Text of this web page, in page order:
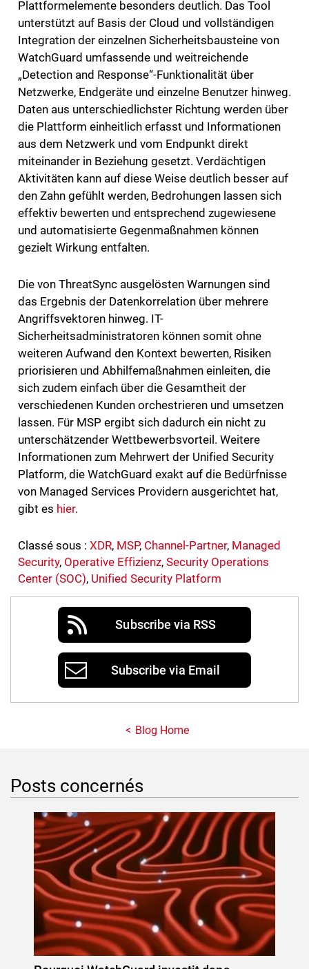
Plattformelemente besonders deutlich. Das Tool
unterstützt auf Basis der Cloud und vollständigen
Integration der einzelnen Sicherheitsbausteine von
WatchGuard umfassende und weitreichende
„Detection and Response“-Funktionalität über
Netzwerke, Endgeräte und einzelne Benutzer hinweg.
Daten aus unterschiedlichster Richtung werden über
die Plattform einheitlich erfasst und Informationen
aus dem Netzwerk und vom Endpunkt direkt
miteinander in Beziehung gesetzt. Verdächtigen
Aktivitäten kann auf diese Weise deutlich besser auf
den Zahn gefühlt werden, Bedrohungen lassen sich
effektiv bewerten und entsprechend zugewiesene
und automatisierte Gegenmaßnahmen können
gezielt Wirkung entfalten.
Die von ThreatSync ausgelösten Warnungen sind
das Ergebnis der Datenkorrelation über mehrere
Angriffsvektoren hinweg. IT-
Sicherheitsadministratoren können somit ohne
weiteren Aufwand den Kontext bewerten, Risiken
priorisieren und Abhilfemaßnahmen einleiten, die
sich zudem einfach über die Gesamtheit der
verschiedenen Kunden orchestrieren und umsetzen
lassen. Für MSP ergibt sich dadurch ein nicht zu
unterschätzender Wettbewerbsvorteil. Weitere
Informationen zum Mehrwert der Unified Security
Platform, die WatchGuard exakt auf die Bedürfnisse
von Managed Services Providern ausgerichtet hat,
gibt es hier.
Classé sous : XDR, MSP, Channel-Partner, Managed
Security, Operative Effizienz,Security Operations
Center (SOC), Unified Security Platform
Subscribe via RSS
Subscribe via Email
Blog Home
Posts concernés